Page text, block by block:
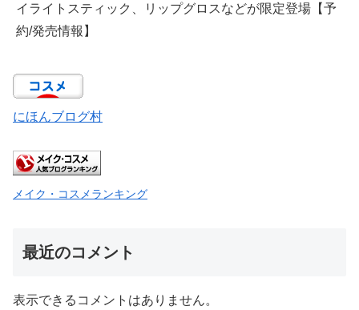
イライトスティック、リップグロスなどが限定登場【予
約/発売情報】
にほんブログ村
メイク・コスメランキング
最近のコメント
表示できるコメントはありません。